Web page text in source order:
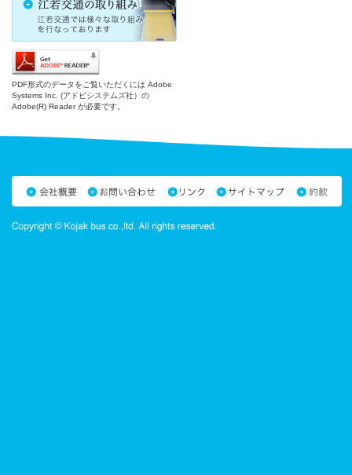
PDF形式のデータをご覧いただくには Adobe
Systems Inc. (アドビシステムズ社）の
Adobe(R) Reader が必要です。